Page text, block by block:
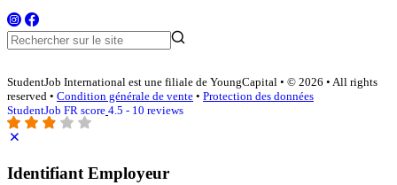
StudentJob International est une filiale de YoungCapital • © 2026 • All rights
reserved • Condition générale de vente • Protection des données
StudentJob FR score 4.5 - 10 reviews
Identifiant Employeur